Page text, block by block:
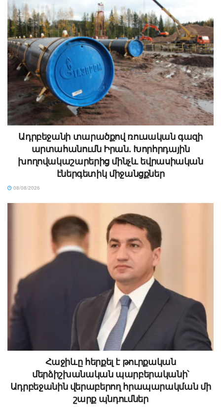
Ադրբեջանի տարածքով ռուսական գազի
արտահանումն Իրան. Խորհրդային
խողովակաշարերից մինչև եվրասիական
էներգետիկ միջանցքներ
08/08/2026
Հաջիևը հերքել է թուրքական
մերձիշխանական պարբերականի՝
Ադրբեջանին վերաբերող հրապարակման մի
շարք պնդումներ